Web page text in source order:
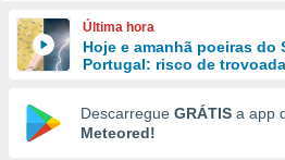
e
forma
digital
Última hora
Hoje e amanhã poeiras do
Portugal: risco de
Descarregue GRÁTIS a app
Meteored!